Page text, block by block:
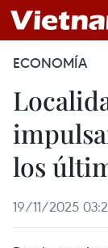
ECONOMÍA
los
19/11/2025